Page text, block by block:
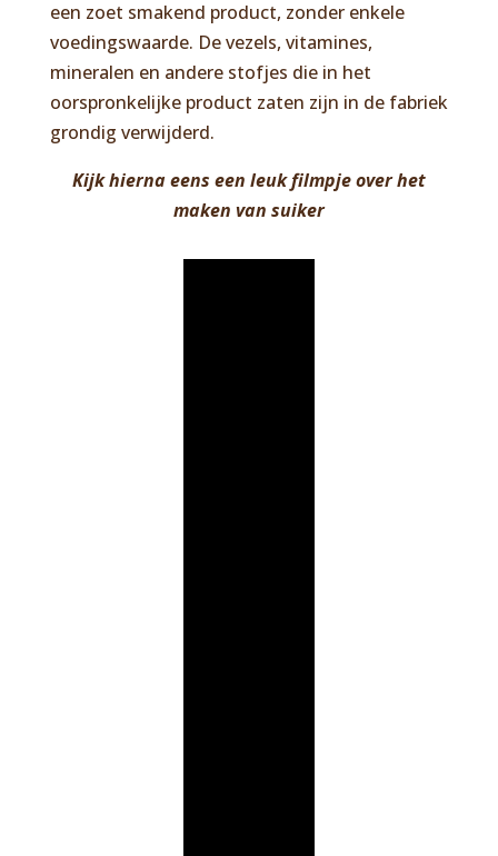
een zoet smakend product, zonder enkele
voedingswaarde. De vezels, vitamines,
mineralen en andere stofjes die in het
oorspronkelijke product zaten zijn in de fabriek
grondig verwijderd.
Kijk hierna eens een leuk filmpje over het
maken van suiker